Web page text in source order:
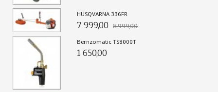
HUSQVARNA 336FR
7 999,00 8 999,00
Bernzomatic TS8000T
1 650,00